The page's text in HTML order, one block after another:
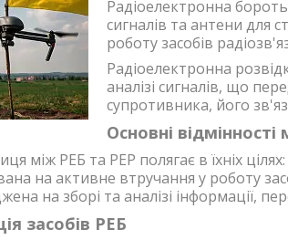
Радіоелектронна
сигналів та антени для
роботу засобів
Радіоелектронна
аналізі сигналів, що
супротивника, його
Основні
між РЕБ та РЕР полягає в їхніх цілях:
на активне втручання у роботу
на зборі та аналізі інформації,
засобів РЕБ